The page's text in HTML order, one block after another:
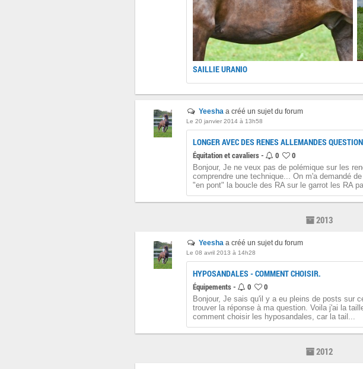
SAILLIE URANIO
Yeesha a créé un sujet du forum
Le 20 janvier 2014 à 13h58
LONGER AVEC DES RENES ALLEMANDES QUESTION
Équitation et cavaliers - 0 0
Bonjour, Je ne veux pas de polémique sur les
comprendre une technique... On m'a demandé
"en pont" la boucle des RA sur le garrot les RA
2013
Yeesha a créé un sujet du forum
Le 08 avril 2013 à 14h28
HYPOSANDALES - COMMENT CHOISIR.
Équipements - 0 0
Bonjour, Je sais qu'il y a eu pleins de posts sur
trouver la réponse à ma question. Voila j'ai la
comment choisir les hyposandales, car la tail...
2012